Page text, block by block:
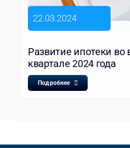
22.03.2024
Развитие ипотеки во
квартале 2024 года
Подробнее